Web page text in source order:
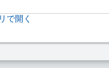
で開く